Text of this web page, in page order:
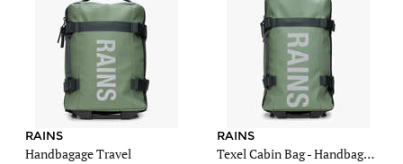
RAINS
Handbagage Travel
RAINS
Texel Cabin Bag - Handbagage